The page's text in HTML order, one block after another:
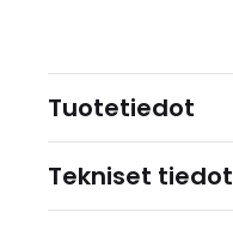
Tuotetiedot
Tekniset tiedot